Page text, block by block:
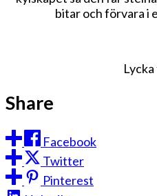
bitar och förvara i
Share
Facebook
Twitter
Pinterest